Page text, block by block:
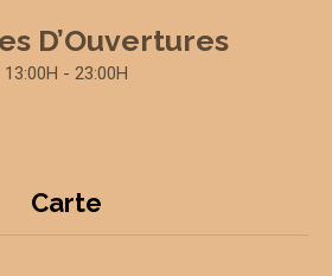
D’Ouvertures
13:00H - 23:00H
Carte